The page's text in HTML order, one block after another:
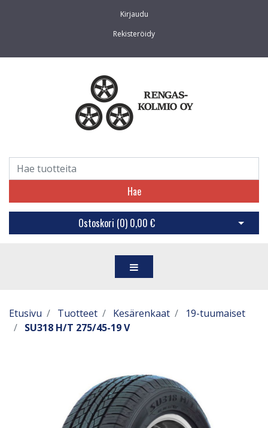
Kirjaudu
Rekisteröidy
Hae
Ostoskori (0) 0,00 € Avaa
Etusivu Tuotteet Kesärenkaat
19-tuumaiset
SU318 H/T 275/45-19 V